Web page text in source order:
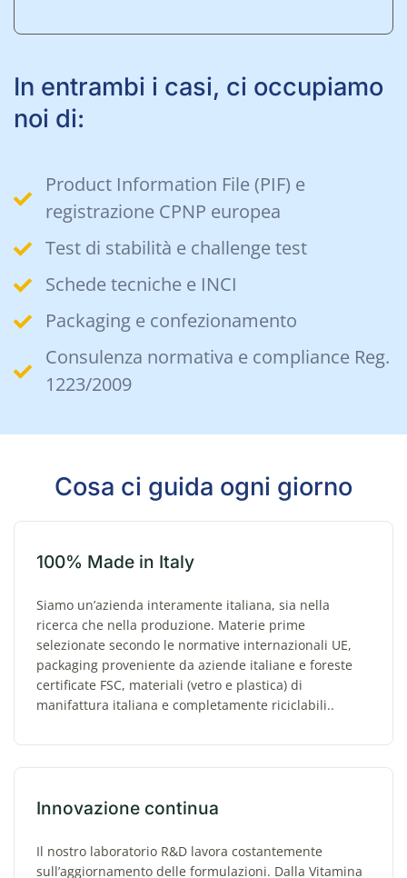
In entrambi i casi, ci occupiamo
noi di:
Product Information File (PIF) e
registrazione CPNP europea
Test di stabilità e challenge test
Schede tecniche e INCI
Packaging e confezionamento
Consulenza normativa e compliance Reg.
1223/2009
Cosa ci guida ogni giorno
100% Made in Italy
Siamo un’azienda interamente italiana, sia nella
ricerca che nella produzione. Materie prime
selezionate secondo le normative internazionali UE,
packaging proveniente da aziende italiane e foreste
certificate FSC, materiali (vetro e plastica) di
manifattura italiana e completamente riciclabili..
Innovazione continua
Il nostro laboratorio R&D lavora costantemente
sull’aggiornamento delle formulazioni. Dalla Vitamina